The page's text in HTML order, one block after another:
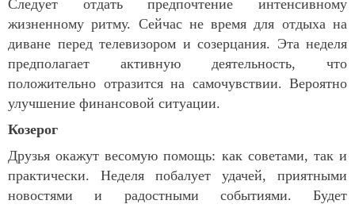
Следует отдать предпочтение интенсивному
жизненному ритму. Сейчас не время для отдыха на
диване перед телевизором и созерцания. Эта неделя
предполагает активную деятельность, что
положительно отразится на самочувствии. Вероятно
улучшение финансовой ситуации.
Козерог
Друзья окажут весомую помощь: как советами, так и
практически. Неделя побалует удачей, приятными
новостями и радостными событиями. Будет